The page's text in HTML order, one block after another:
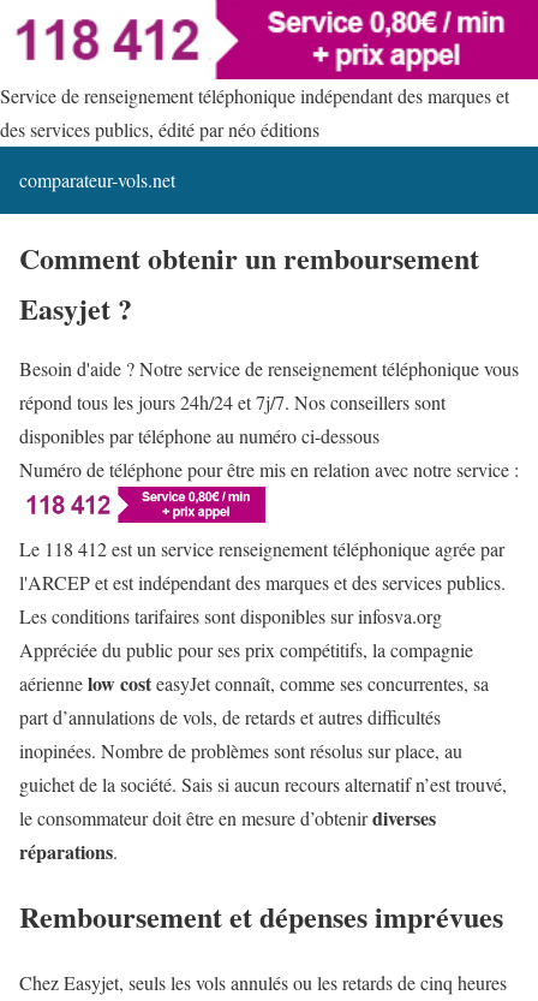
Service de renseignement téléphonique indépendant des marques et
des services publics, édité par néo éditions
comparateur-vols.net
Comment obtenir un remboursement
Easyjet ?
Besoin d'aide ? Notre service de renseignement téléphonique vous
répond tous les jours 24h/24 et 7j/7. Nos conseillers sont
disponibles par téléphone au numéro ci-dessous
Numéro de téléphone pour être mis en relation avec notre service :
Le 118 412 est un service renseignement téléphonique agrée par
l'ARCEP et est indépendant des marques et des services publics.
Les conditions tarifaires sont disponibles sur infosva.org
Appréciée du public pour ses prix compétitifs, la compagnie
aériennelow costeasyJet connaît, comme ses concurrentes, sa
part d’annulations de vols, de retards et autres difficultés
inopinées. Nombre de problèmes sont résolus sur place, au
guichet de la société. Sais si aucun recours alternatif n’est trouvé,
le consommateur doit être en mesure d’obtenirdiverses
réparations.
Remboursement et dépenses imprévues
Chez Easyjet, seuls les vols annulés ou les retards de cinq heures